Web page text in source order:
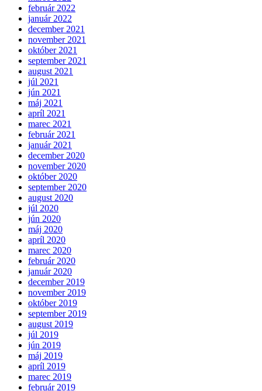
február 2022
január 2022
december 2021
november 2021
október 2021
september 2021
august 2021
júl 2021
jún 2021
máj 2021
apríl 2021
marec 2021
február 2021
január 2021
december 2020
november 2020
október 2020
september 2020
august 2020
júl 2020
jún 2020
máj 2020
apríl 2020
marec 2020
február 2020
január 2020
december 2019
november 2019
október 2019
september 2019
august 2019
júl 2019
jún 2019
máj 2019
apríl 2019
marec 2019
február 2019